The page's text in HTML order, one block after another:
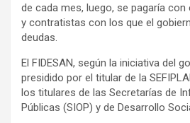
de cada mes, luego, se pagaría
y contratistas con los que el
deudas.
El FIDESAN, según la iniciativa del
presidido por el titular de la
los titulares de las Secretarías de
Públicas (SIOP) y de Desarrollo